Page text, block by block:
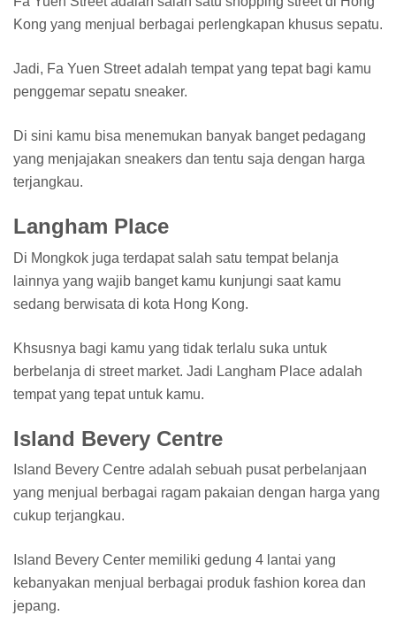
Kong yang menjual berbagai perlengkapan khusus sepatu.
Jadi, Fa Yuen Street adalah tempat yang tepat bagi kamu
penggemar sepatu sneaker.
Di sini kamu bisa menemukan banyak banget pedagang
yang menjajakan sneakers dan tentu saja dengan harga
terjangkau.
Langham Place
Di Mongkok juga terdapat salah satu tempat belanja
lainnya yang wajib banget kamu kunjungi saat kamu
sedang berwisata di kota Hong Kong.
Khsusnya bagi kamu yang tidak terlalu suka untuk
berbelanja di street market. Jadi Langham Place adalah
tempat yang tepat untuk kamu.
Island Bevery Centre
Island Bevery Centre adalah sebuah pusat perbelanjaan
yang menjual berbagai ragam pakaian dengan harga yang
cukup terjangkau.
Island Bevery Center memiliki gedung 4 lantai yang
kebanyakan menjual berbagai produk fashion korea dan
jepang.